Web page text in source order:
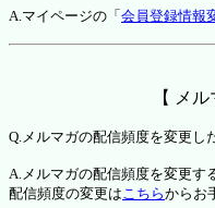
A.マイページの「 会員登録情報
【 メ
Q.メルマガの配信頻度を変更し
A.メルマガの配信頻度を変更す
配信頻度の変更はこちらからお